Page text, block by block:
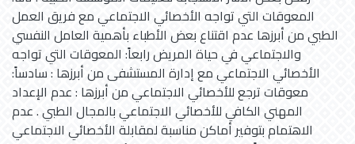
المعوقات التي تواجه الأخصائي الاجتماعي مع فريق العمل
الطبي من أبرزها عدم اقتناع بعض الأطباء بأهمية العامل النفسي
والاجتماعي في حياة المريض رابعاً: المعوقات التي تواجه
الأخصائي الاجتماعي مع إدارة المستشفى من أبرزها : سادساً:
معوقات ترجع للأخصائي الاجتماعي من أبرزها : عدم الإعداد
المهني الكافي للأخصائي الاجتماعي بالمجال الطبي . عدم
الاهتمام بتوفير أماكن مناسبة لمقابلة الأخصائي الاجتماعي